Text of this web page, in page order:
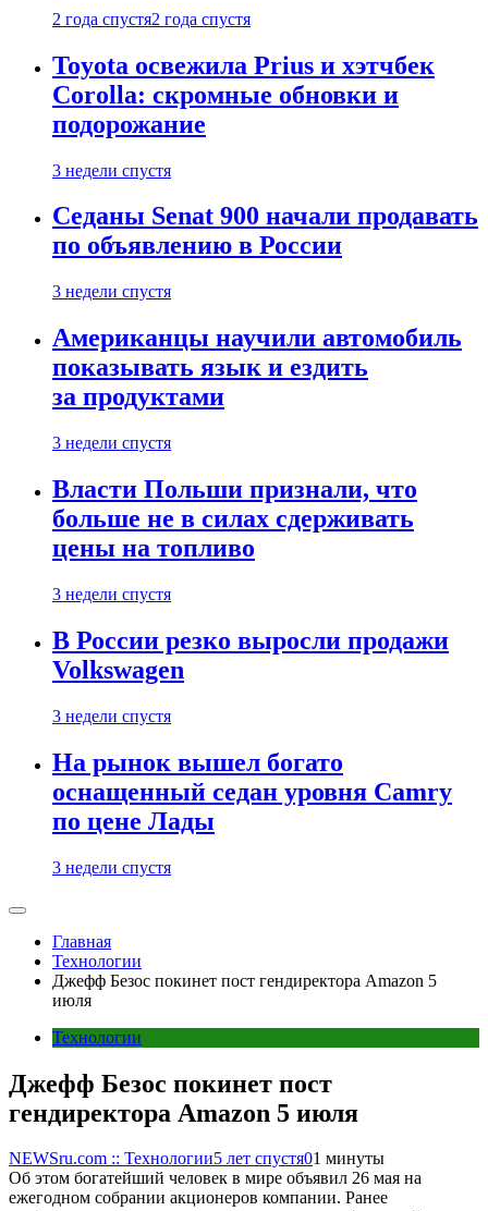
2 года спустя2 года спустя
Toyota освежила Prius и хэтчбек
Corolla: скромные обновки и
подорожание
3 недели спустя
Седаны Senat 900 начали продавать
по объявлению в России
3 недели спустя
Американцы научили автомобиль
показывать язык и ездить
за продуктами
3 недели спустя
Власти Польши признали, что
больше не в силах сдерживать
цены на топливо
3 недели спустя
В России резко выросли продажи
Volkswagen
3 недели спустя
На рынок вышел богато
оснащенный седан уровня Camry
по цене Лады
3 недели спустя
Главная
Технологии
Джефф Безос покинет пост гендиректора Amazon 5
июля
Технологии
Джефф Безос покинет пост
гендиректора Amazon 5 июля
NEWSru.com :: Технологии5 лет спустя01 минуты
Об этом богатейший человек в мире объявил 26 мая на
ежегодном собрании акционеров компании. Ранее